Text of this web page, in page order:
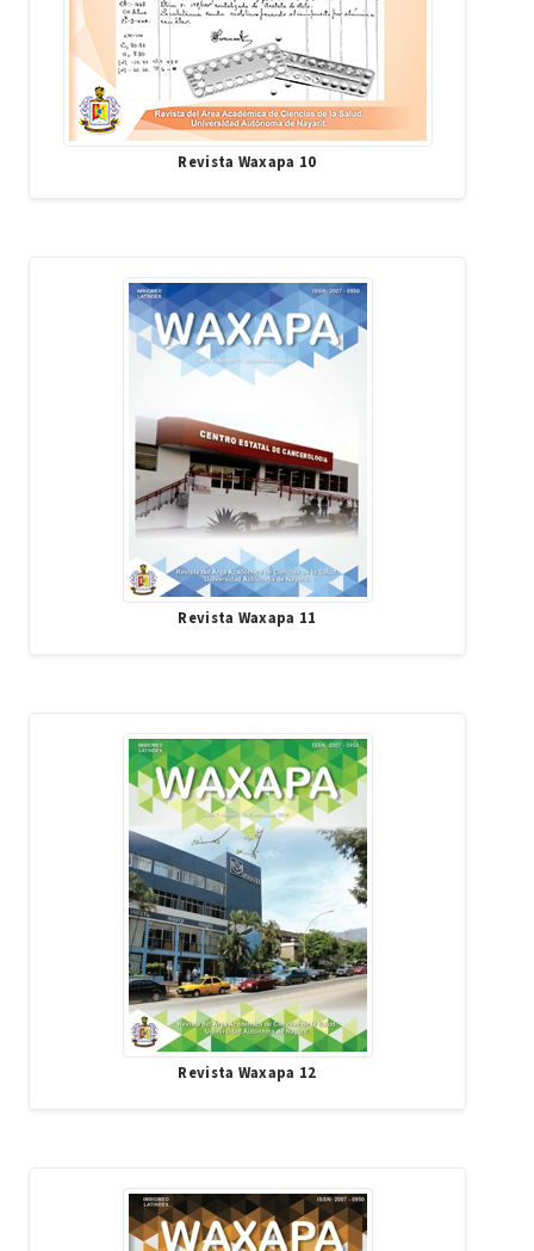
Revista Waxapa 10
Revista Waxapa 11
Revista Waxapa 12